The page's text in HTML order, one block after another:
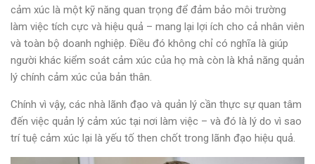
cảm xúc là một kỹ năng quan trọng để đảm bảo môi trường
làm việc tích cực và hiệu quả – mang lại lợi ích cho cả nhân viên
và toàn bộ doanh nghiệp. Điều đó không chỉ có nghĩa là giúp
người khác kiểm soát cảm xúc của họ mà còn là khả năng quản
lý chính cảm xúc của bản thân.
Chính vì vậy, các nhà lãnh đạo và quản lý cần thực sự quan tâm
đến việc quản lý cảm xúc tại nơi làm việc – và đó là lý do vì sao
trí tuệ cảm xúc lại là yếu tố then chốt trong lãnh đạo hiệu quả.